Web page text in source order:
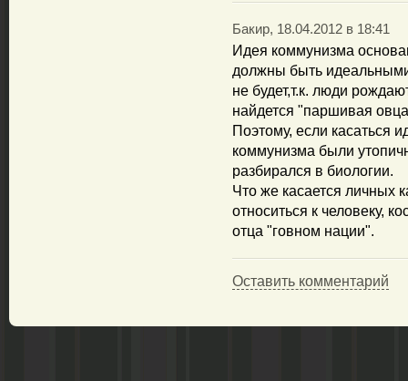
Бакир, 18.04.2012 в 18:41
Идея коммунизма
должны быть
не будет,т.к. люди
найдется "паршивая
Поэтому, если касаться
коммунизма были
разбирался в биологии.
Что же касается личных
относиться к человеку,
отца "говном нации".
Оставить комментарий